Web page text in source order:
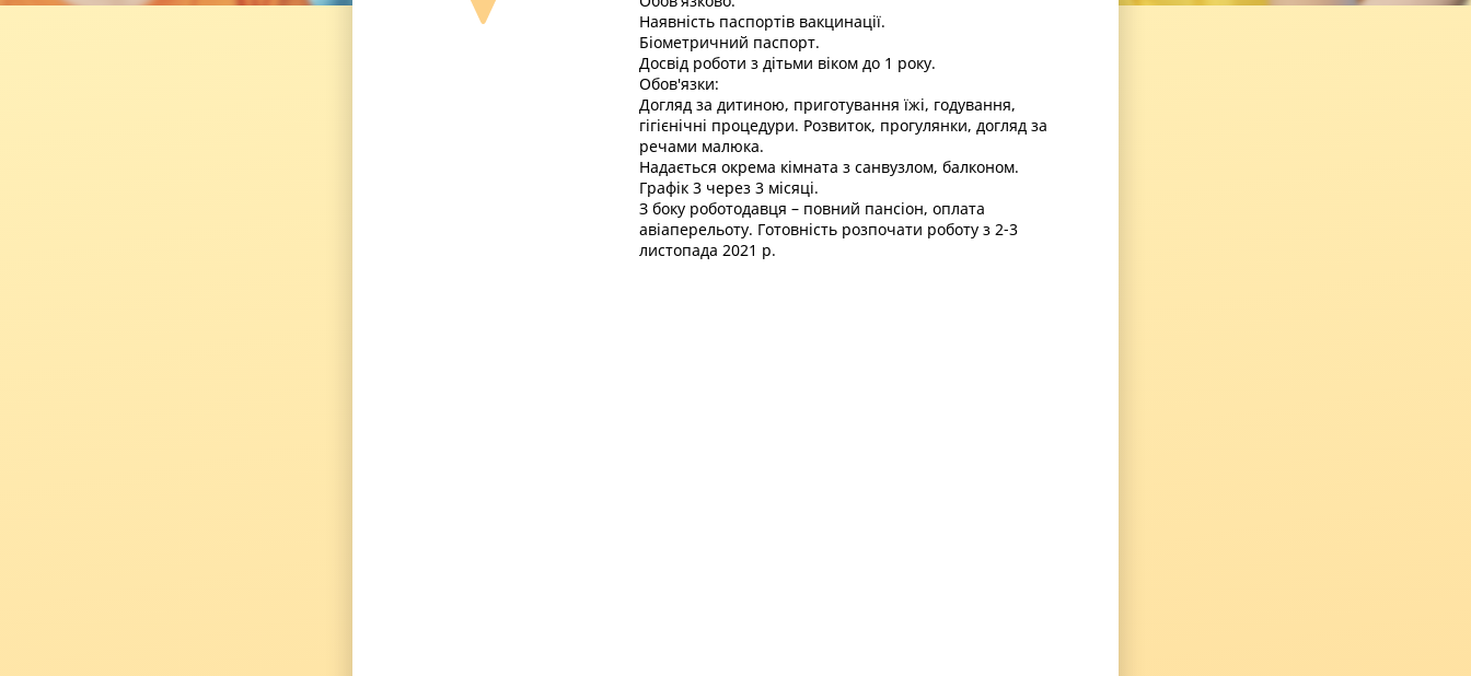
Наявність паспортів вакцинації.
Біометричний паспорт.
Досвід роботи з дітьми віком до 1 року.
Обов'язки:
Догляд за дитиною, приготування їжі, годування,
гігієнічні процедури. Розвиток, прогулянки, догляд за
речами малюка.
Надається окрема кімната з санвузлом, балконом.
Графік 3 через 3 місяці.
З боку роботодавця – повний пансіон, оплата
авіаперельоту. Готовність розпочати роботу з 2-3
листопада 2021 р.